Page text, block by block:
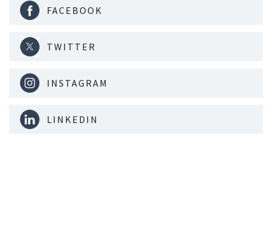
FACEBOOK
TWITTER
INSTAGRAM
LINKEDIN